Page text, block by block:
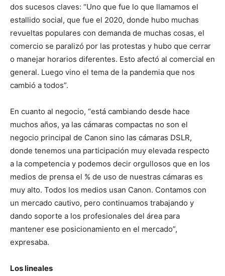
dos sucesos claves: “Uno que fue lo que llamamos el
estallido social, que fue el 2020, donde hubo muchas
revueltas populares con demanda de muchas cosas, el
comercio se paralizó por las protestas y hubo que cerrar
o manejar horarios diferentes. Esto afectó al comercial en
general. Luego vino el tema de la pandemia que nos
cambió a todos”.
En cuanto al negocio, “está cambiando desde hace
muchos años, ya las cámaras compactas no son el
negocio principal de Canon sino las cámaras DSLR,
donde tenemos una participación muy elevada respecto
a la competencia y podemos decir orgullosos que en los
medios de prensa el % de uso de nuestras cámaras es
muy alto. Todos los medios usan Canon. Contamos con
un mercado cautivo, pero continuamos trabajando y
dando soporte a los profesionales del área para
mantener ese posicionamiento en el mercado”,
expresaba.
Los lineales